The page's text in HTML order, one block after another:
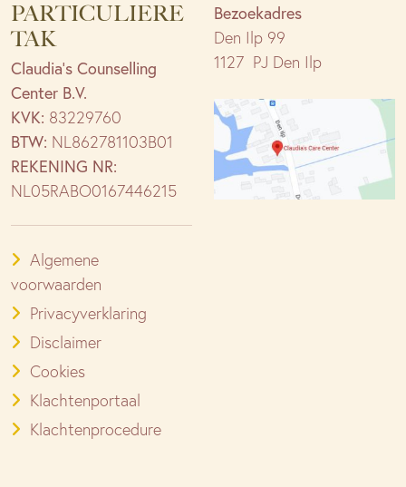
Liefde
(in
6
termijnen)
aantal
PARTICULIERE
TAK
Claudia’s Counselling
Center B.V.
KVK: 83229760
BTW: NL862781103B01
REKENING NR:
NL05RABO0167446215
Algemene
voorwaarden
Privacyverklaring
Disclaimer
Cookies
Klachtenportaal
Klachtenprocedure
Bezoekadres
Den Ilp 99
1127 PJ Den Ilp